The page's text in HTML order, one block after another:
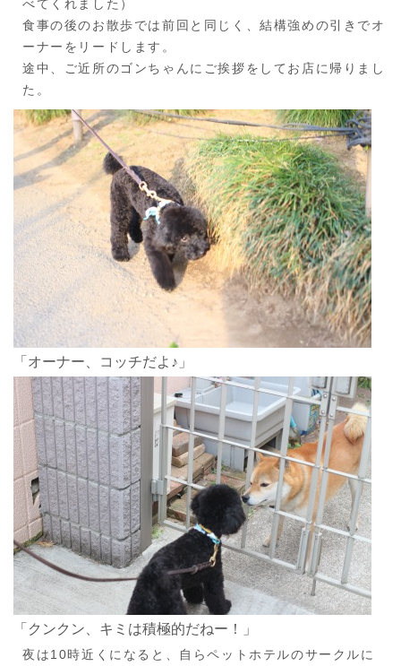
べてくれました）
食事の後のお散歩では前回と同じく、結構強めの引きでオ
ーナーをリードします。
途中、ご近所のゴンちゃんにご挨拶をしてお店に帰りまし
た。
「オーナー、コッチだよ♪」
「クンクン、キミは積極的だねー！」
夜は10時近くになると、自らペットホテルのサークルに